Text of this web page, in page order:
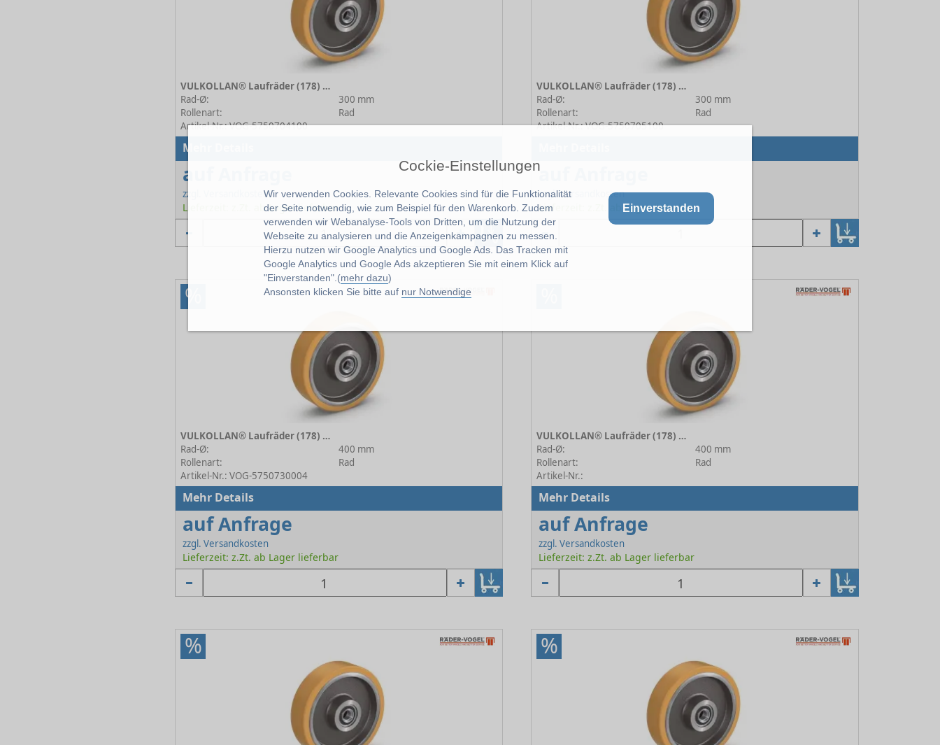
Cockie-Einstellungen
Wir verwenden Cookies. Relevante Cookies sind für die Funktionalität
der Seite notwendig, wie zum Beispiel für den Warenkorb. Zudem
verwenden wir Webanalyse-Tools von Dritten, um die Nutzung der
Webseite zu analysieren und die Anzeigenkampagnen zu messen.
Hierzu nutzen wir Google Analytics und Google Ads. Das Tracken mit
Google Analytics und Google Ads akzeptieren Sie mit einem Klick auf
"Einverstanden".(mehr dazu)
Ansonsten klicken Sie bitte auf nur Notwendige
Einverstanden
VULKOLLAN® Laufräder (178) 178/300/100/5/50
Rad-Ø:
300 mm
Rollenart:
Rad
Artikel-Nr.: VOG-5750704100
Mehr Details
auf Anfrage
zzgl. Versandkosten
Lieferzeit: z.Zt. ab Lager lieferbar
VULKOLLAN® Laufräder (178) 178/300/135/5/50
Rad-Ø:
300 mm
Rollenart:
Rad
Artikel-Nr.: VOG-5750705100
auf Anfrage
zzgl. Versandkosten
Lieferzeit: z.Zt. ab Lager lieferbar
%
VULKOLLAN® Laufräder (178) 178/400/075/5/45
Rad-Ø:
400 mm
Rollenart:
Rad
Artikel-Nr.: VOG-5750730004
Mehr Details
auf Anfrage
zzgl. Versandkosten
Lieferzeit: z.Zt. ab Lager lieferbar
VULKOLLAN® Laufräder (178) 178/400/100/5/50
Rad-Ø:
400 mm
Rollenart:
Rad
Artikel-Nr.:
Mehr Details
auf Anfrage
zzgl. Versandkosten
Lieferzeit: z.Zt. ab Lager lieferbar
% %